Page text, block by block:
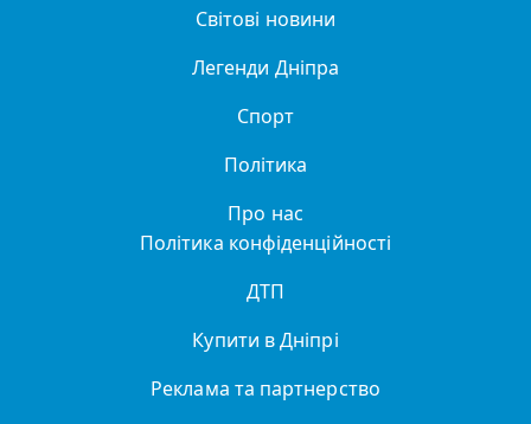
Світові новини
Легенди Дніпра
Спорт
Політика
Про нас
Політика конфіденційності
ДТП
Купити в Дніпрі
Реклама та партнерство